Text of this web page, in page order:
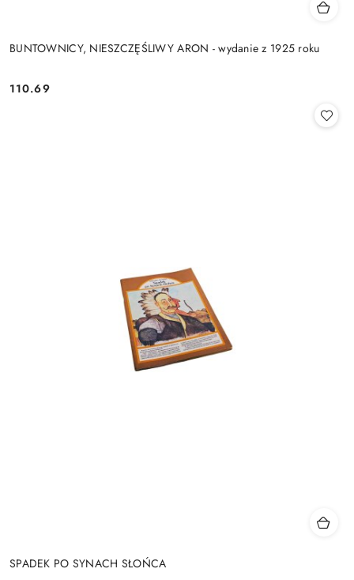
BUNTOWNICY, NIESZCZĘŚLIWY ARON - wydanie z 1925 roku
Cena:
110.69
SPADEK PO SYNACH SŁOŃCA